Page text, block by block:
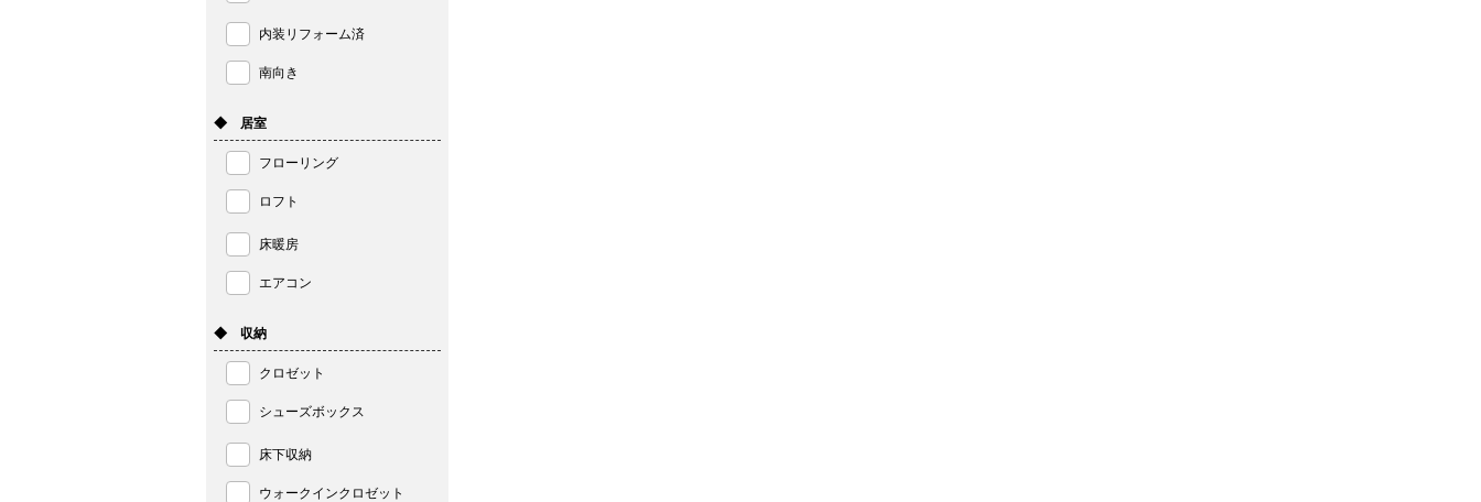
内装リフォーム済
南向き
◆ 居室
フローリング
ロフト
床暖房
エアコン
◆ 収納
クロゼット
シューズボックス
床下収納
ウォークインクロゼット